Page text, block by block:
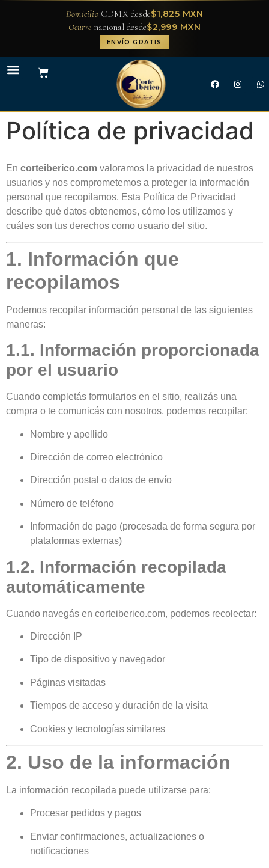
DomicilioCDMX desde$1,825 MXN
Ocurre nacional desde$2,999 MXN
ENVÍO GRATIS
Política de privacidad
En corteiberico.com valoramos la privacidad de nuestros
usuarios y nos comprometemos a proteger la información
personal que recopilamos. Esta Política de Privacidad
describe qué datos obtenemos, cómo los utilizamos y
cuáles son tus derechos como usuario del sitio.
1. Información que
recopilamos
Podemos recopilar información personal de las siguientes
maneras:
1.1. Información proporcionada
por el usuario
Cuando completás formularios en el sitio, realizás una
compra o te comunicás con nosotros, podemos recopilar:
Nombre y apellido
Dirección de correo electrónico
Dirección postal o datos de envío
Número de teléfono
Información de pago (procesada de forma segura por
plataformas externas)
1.2. Información recopilada
automáticamente
Cuando navegás en corteiberico.com, podemos recolectar:
Dirección IP
Tipo de dispositivo y navegador
Páginas visitadas
Tiempos de acceso y duración de la visita
Cookies y tecnologías similares
2. Uso de la información
La información recopilada puede utilizarse para:
Procesar pedidos y pagos
Enviar confirmaciones, actualizaciones o
notificaciones